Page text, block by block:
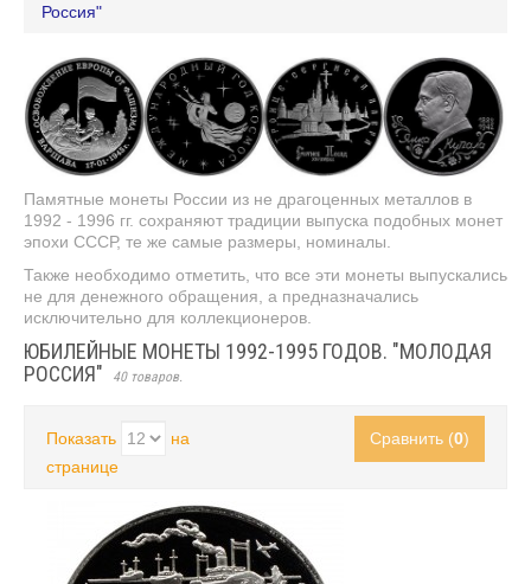
Россия"
Памятные монеты России из не драгоценных металлов в
1992 - 1996 гг. сохраняют традиции выпуска подобных монет
эпохи СССР, те же самые размеры, номиналы.
Также необходимо отметить, что все эти монеты выпускались
не для денежного обращения, а предназначались
исключительно для коллекционеров.
ЮБИЛЕЙНЫЕ МОНЕТЫ 1992-1995 ГОДОВ. "МОЛОДАЯ
РОССИЯ"
40 товаров.
Показать
на
странице
Сравнить (0)